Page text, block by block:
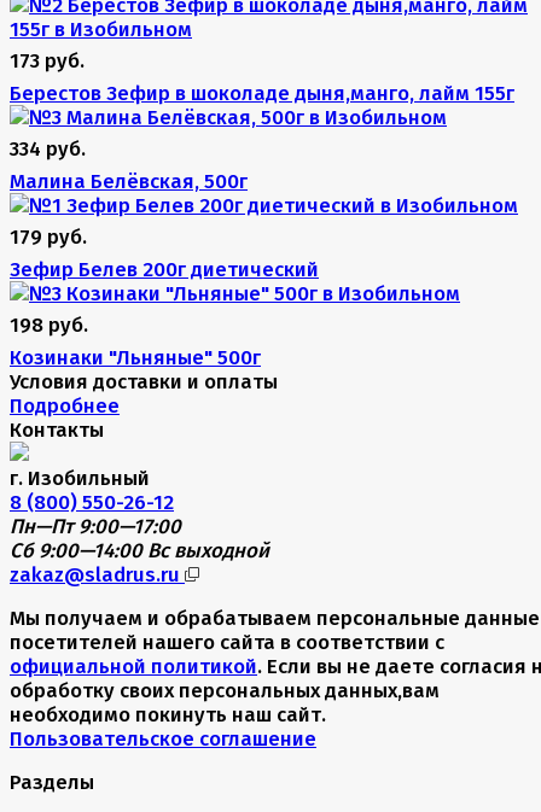
173 руб.
Берестов Зефир в шоколаде дыня,манго, лайм 155г
334 руб.
Малина Белёвская, 500г
179 руб.
Зефир Белев 200г диетический
198 руб.
Козинаки "Льняные" 500г
Условия доставки и оплаты
Подробнее
Контакты
г. Изобильный
8 (800) 550-26-12
Пн—Пт 9:00—17:00
Сб 9:00—14:00 Вс выходной
zakaz@sladrus.ru
Мы получаем и обрабатываем персональные данные
посетителей нашего сайта в соответствии с
официальной политикой. Если вы не даете согласия
обработку своих персональных данных,вам
необходимо покинуть наш сайт.
Пользовательское соглашение
Разделы